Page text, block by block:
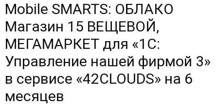
Mobile SMARTS: ОБЛАКО
Магазин 15 ВЕЩЕВОЙ,
МЕГАМАРКЕТ для «1С:
Управление нашей фирмой 3»
в сервисе «42CLOUDS» на 6
месяцев